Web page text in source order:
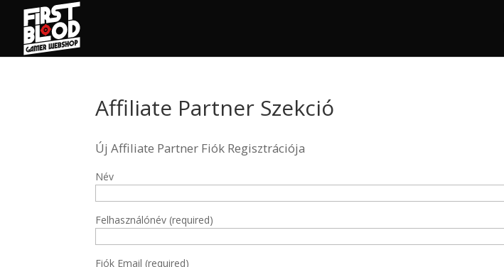
Affiliate Partner Szekció
Új Affiliate Partner Fiók Regisztrációja
Név
Felhasználónév (required)
Fiók Email (required)